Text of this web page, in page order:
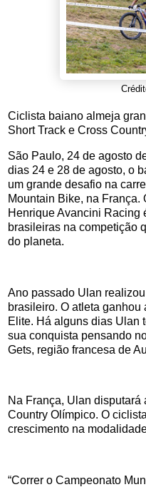
Ciclista baiano almeja
Short Track e Cross
São Paulo, 24 de agosto
dias 24 e 28 de agosto, o
um grande desafio na
Mountain Bike, na França.
Henrique Avancini Racing
brasileiras na competição
do planeta.
Ano passado Ulan
brasileiro. O atleta ganhou
Elite. Há alguns dias Ulan
sua conquista pensando
Gets, região francesa de
Na França, Ulan disputará
Country Olímpico. O
crescimento na
“Correr o Campeonato